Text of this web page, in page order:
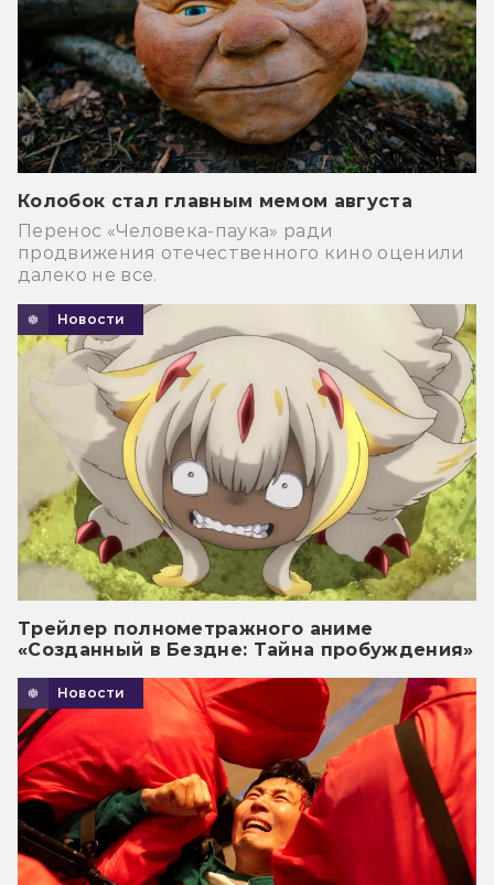
Колобок стал главным мемом августа
Перенос «Человека-паука» ради
продвижения отечественного кино оценили
далеко не все.
Новости
Трейлер полнометражного аниме
«Созданный в Бездне: Тайна пробуждения»
Новости